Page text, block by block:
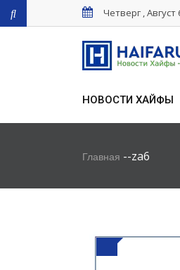
Четверг , Август
НОВОСТИ ХАЙФЫ
Главная --za6